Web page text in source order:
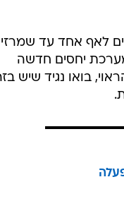
לאף אחד עד
יחסים חדשה
בואו נגיד שיש